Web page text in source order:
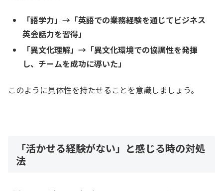
「語学力」→「英語での業務経験を通じてビジネス
英会話力を習得」
「異文化理解」→「異文化環境での協調性を発揮
し、チームを成功に導いた」
このように具体性を持たせることを意識しましょう。
「活かせる経験がない」と感じる時の対処
法